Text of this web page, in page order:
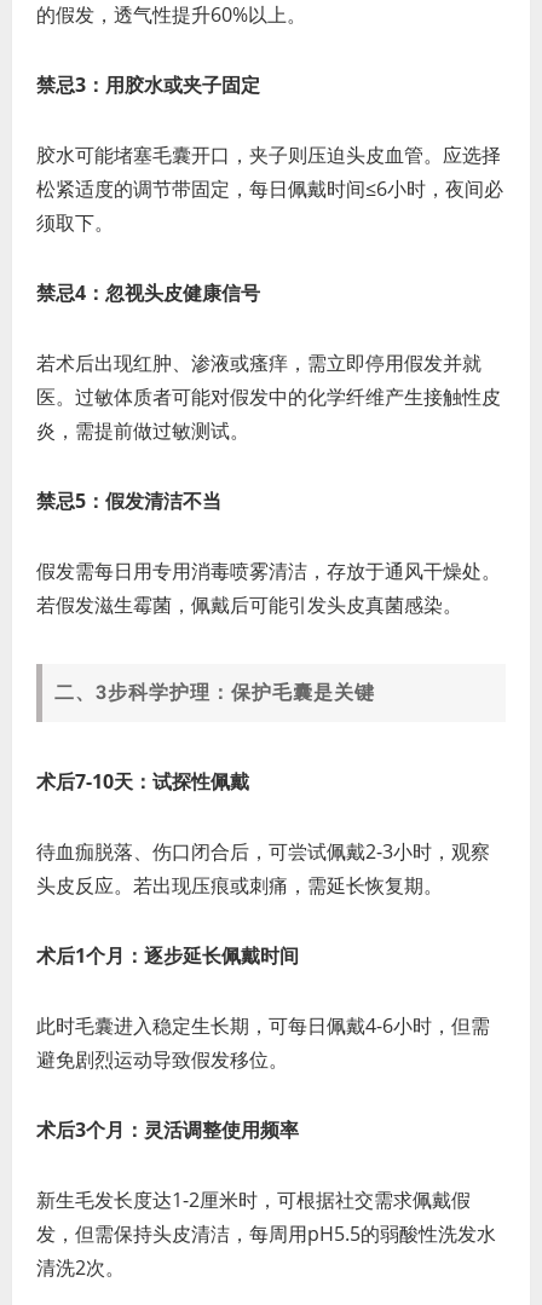
的假发，透气性提升60%以上。
禁忌3：用胶水或夹子固定
胶水可能堵塞毛囊开口，夹子则压迫头皮血管。应选择
松紧适度的调节带固定，每日佩戴时间≤6小时，夜间必
须取下。
禁忌4：忽视头皮健康信号
若术后出现红肿、渗液或瘙痒，需立即停用假发并就
医。过敏体质者可能对假发中的化学纤维产生接触性皮
炎，需提前做过敏测试。
禁忌5：假发清洁不当
假发需每日用专用消毒喷雾清洁，存放于通风干燥处。
若假发滋生霉菌，佩戴后可能引发头皮真菌感染。
二、3步科学护理：保护毛囊是关键
术后7-10天：试探性佩戴
待血痂脱落、伤口闭合后，可尝试佩戴2-3小时，观察
头皮反应。若出现压痕或刺痛，需延长恢复期。
术后1个月：逐步延长佩戴时间
此时毛囊进入稳定生长期，可每日佩戴4-6小时，但需
避免剧烈运动导致假发移位。
术后3个月：灵活调整使用频率
新生毛发长度达1-2厘米时，可根据社交需求佩戴假
发，但需保持头皮清洁，每周用pH5.5的弱酸性洗发水
清洗2次。